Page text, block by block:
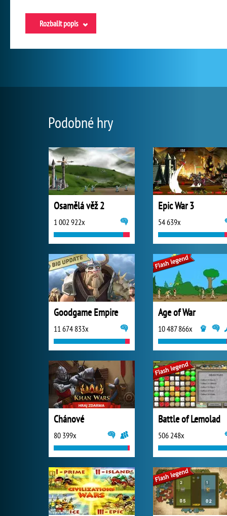
Rozbalit popis
Podobné hry
Osamělá věž 2
1 002 922x
Epic War 3
54 639x
Goodgame Empire
11 674 833x
Age of War
10 487 866x
Chánové
80 399x
Battle of Lemolad
506 248x